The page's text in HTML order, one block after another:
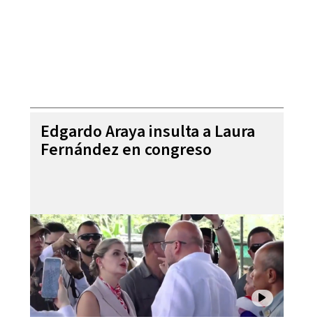
Edgardo Araya insulta a Laura
Fernández en congreso